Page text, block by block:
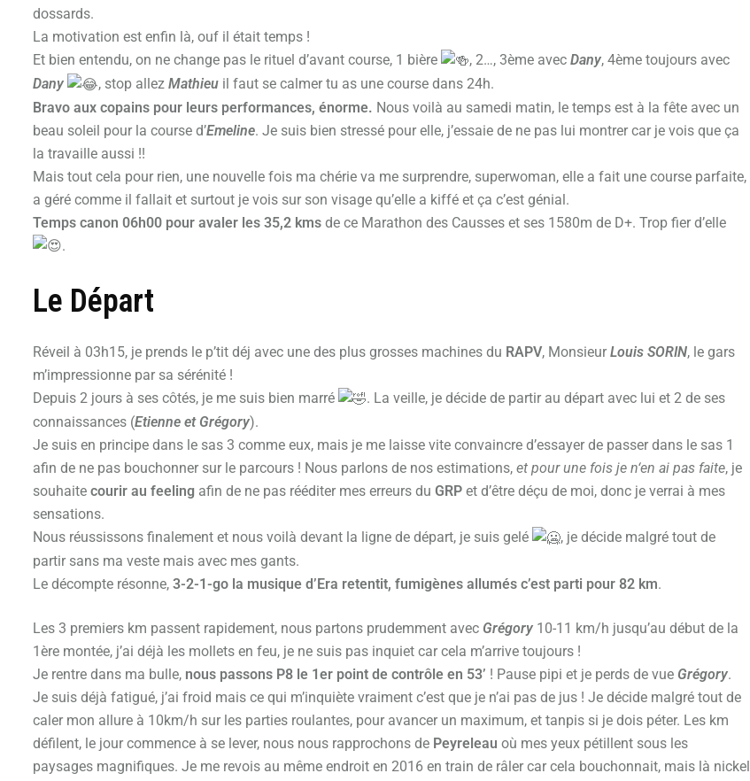
dossards.
La motivation est enfin là, ouf il était temps !
Et bien entendu, on ne change pas le rituel d’avant course, 1 bière
, 2…, 3ème avec Dany, 4ème toujours avec
Dany
, stop allez Mathieu il faut se calmer tu as une course dans 24h.
Bravo aux copains pour leurs performances, énorme. Nous voilà au samedi matin, le temps est à la fête avec un
beau soleil pour la course d’Emeline. Je suis bien stressé pour elle, j’essaie de ne pas lui montrer car je vois que ça
la travaille aussi !!
Mais tout cela pour rien, une nouvelle fois ma chérie va me surprendre, superwoman, elle a fait une course parfaite,
a géré comme il fallait et surtout je vois sur son visage qu’elle a kiffé et ça c’est génial.
Temps canon 06h00 pour avaler les 35,2 kms de ce Marathon des Causses et ses 1580m de D+. Trop fier d’elle
.
Le Départ
Réveil à 03h15, je prends le p’tit déj avec une des plus grosses machines du RAPV, MonsieurLouis SORIN, le gars
m’impressionne par sa sérénité !
Depuis 2 jours à ses côtés, je me suis bien marré
. La veille, je décide de partir au départ avec lui et 2 de ses
connaissances (Etienne et Grégory).
Je suis en principe dans le sas 3 comme eux, mais je me laisse vite convaincre d’essayer de passer dans le sas 1
afin de ne pas bouchonner sur le parcours ! Nous parlons de nos estimations, et pour une fois je n‘en ai pas faite, je
souhaite courir au feeling afin de ne pas rééditer mes erreurs du GRP et d’être déçu de moi, donc je verrai à mes
sensations.
Nous réussissons finalement et nous voilà devant la ligne de départ, je suis gelé
, je décide malgré tout de
partir sans ma veste mais avec mes gants.
Le décompte résonne, 3-2-1-go la musique d’Era retentit, fumigènes allumés c’est parti pour 82 km.
Les 3 premiers km passent rapidement, nous partons prudemment avec Grégory 10-11 km/h jusqu’au début de la
1ère montée, j’ai déjà les mollets en feu, je ne suis pas inquiet car cela m’arrive toujours !
Je rentre dans ma bulle, nous passons P8 le 1er point de contrôle en 53’ ! Pause pipi et je perds de vue Grégory.
Je suis déjà fatigué, j’ai froid mais ce qui m’inquiète vraiment c’est que je n’ai pas de jus ! Je décide malgré tout de
caler mon allure à 10km/h sur les parties roulantes, pour avancer un maximum, et tanpis si je dois péter. Les km
défilent, le jour commence à se lever, nous nous rapprochons de Peyreleau où mes yeux pétillent sous les
paysages magnifiques. Je me revois au même endroit en 2016 en train de râler car cela bouchonnait, mais là nickel